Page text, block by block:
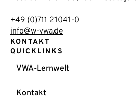
+49 (0)711 21041-0
info@w-vwa.de
KONTAKT
QUICKLINKS
VWA-Lernwelt
Kontakt